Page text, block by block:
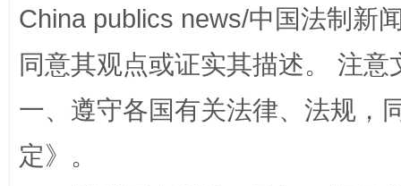
全民健身五年计划来了！等你上场
China publics news/中国法制新
同意其观点或证实其描述。 注
一、遵守各国有关法律、法规，
定》。